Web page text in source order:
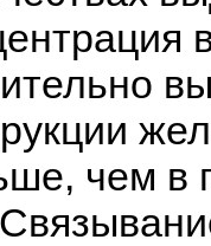
чем в